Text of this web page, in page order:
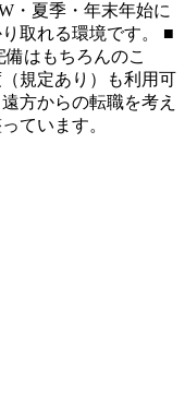
・夏季・年末年始に
取れる環境です。 ■
はもちろんのこ
規定あり）も利用可
方からの転職を考え
ています。